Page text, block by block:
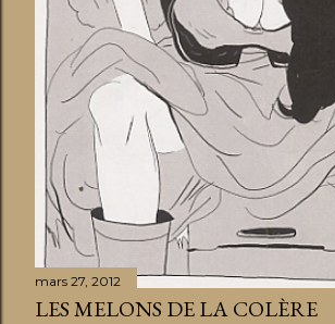
mars 27, 2012
LES MELONS DE LA COLÈRE